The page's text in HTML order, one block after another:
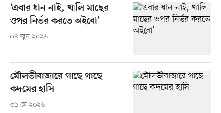
‘এবার ধান নাই, খালি মাছের
ওপর নির্ভর করতে অইবো’
০৪ জুন ২০২৬
মৌলভীবাজারে গাছে গাছে
কদমের হাসি
৩১ মে ২০২৬